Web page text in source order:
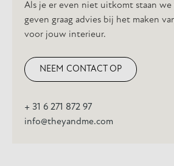
Als je er even niet uitkomt staan we
geven graag advies bij het maken
voor jouw interieur.
NEEM CONTACT OP
+ 31 6 271 872 97
info@theyandme.com